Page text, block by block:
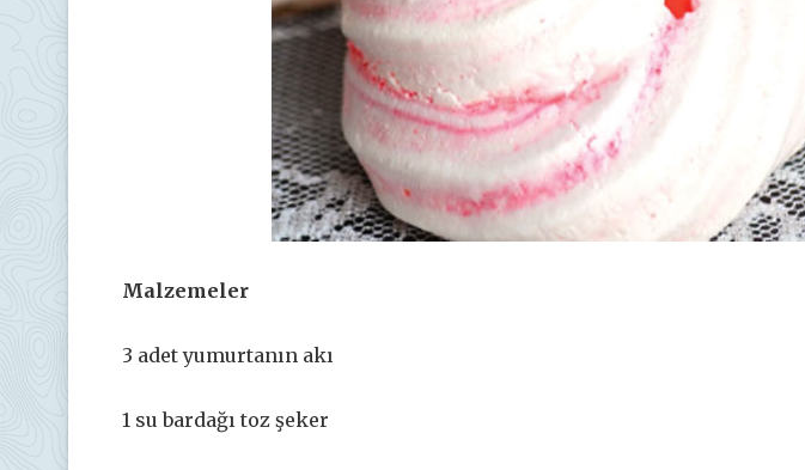
Malzemeler
3 adet yumurtanın akı
1 su bardağı toz şeker